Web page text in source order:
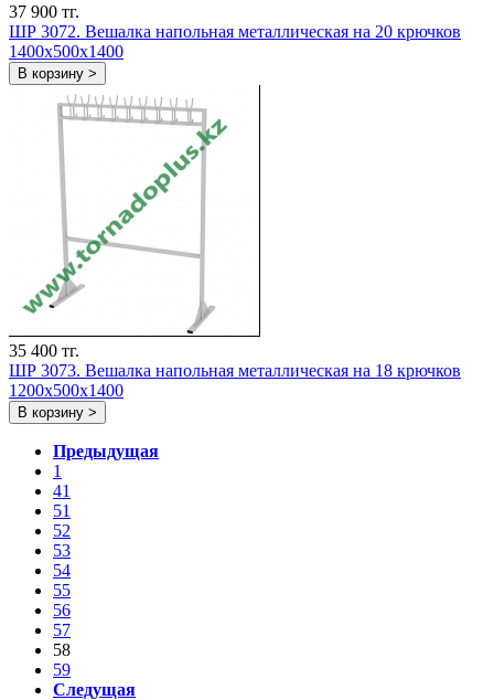
37 900 тг.
ШР 3072. Вешалка напольная металлическая на 20 крючков
1400х500х1400
В корзину >
35 400 тг.
ШР 3073. Вешалка напольная металлическая на 18 крючков
1200х500х1400
В корзину >
Предыдущая
1
41
51
52
53
54
55
56
57
58
59
Следущая